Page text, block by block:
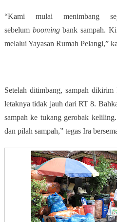
“Kami mulai menimbang
sebelum boomingbank sampah.
melalui Yayasan Rumah Pelangi,”
Setelah ditimbang, sampah
letaknya tidak jauh dari RT 8.
sampah ke tukang gerobak
dan pilah sampah,” tegas Ira